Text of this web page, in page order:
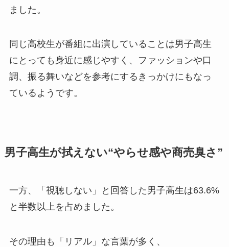
ました。
同じ高校生が番組に出演していることは男子高生
にとっても身近に感じやすく、ファッションや口
調、振る舞いなどを参考にするきっかけにもなっ
ているようです。
男子高生が拭えない“やらせ感や商売臭さ”
一方、「視聴しない」と回答した男子高生は63.6%
と半数以上を占めました。
その理由も「リアル」な言葉が多く、